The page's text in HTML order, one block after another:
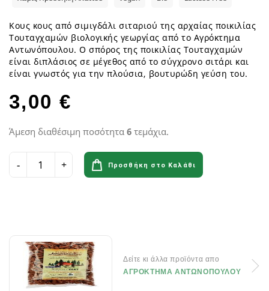
Κους κους από σιμιγδάλι σιταριού της αρχαίας ποικιλίας
Τουταγχαμών βιολογικής γεωργίας από το Αγρόκτημα
Αντωνόπουλου. Ο σπόρος της ποικιλίας Τουταγχαμών
είναι διπλάσιος σε μέγεθος από το σύγχρονο σιτάρι και
είναι γνωστός για την πλούσια, βουτυρώδη γεύση του.
3,00 €
Άμεση διαθέσιμη ποσότητα 6 τεμάχια.
Προσθήκη στο Καλάθι
Δείτε κι άλλα προϊόντα απο
ΑΓΡΟΚΤΗΜΑ ΑΝΤΩΝΟΠΟΥΛΟΥ